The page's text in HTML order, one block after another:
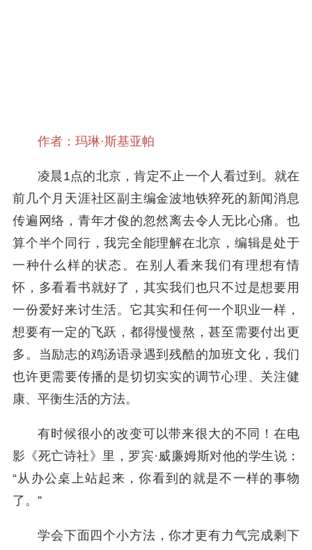
作者：玛琳·斯基亚帕
凌晨1点的北京，肯定不止一个人看过到。就在
前几个月天涯社区副主编金波地铁猝死的新闻消息
传遍网络，青年才俊的忽然离去令人无比心痛。也
算个半个同行，我完全能理解在北京，编辑是处于
一种什么样的状态。在别人看来我们有理想有情
怀，多看看书就好了，其实我们也只不过是想要用
一份爱好来讨生活。它其实和任何一个职业一样，
想要有一定的飞跃，都得慢慢熬，甚至需要付出更
多。当励志的鸡汤语录遇到残酷的加班文化，我们
也许更需要传播的是切切实实的调节心理、关注健
康、平衡生活的方法。
有时候很小的改变可以带来很大的不同！在电
影《死亡诗社》里，罗宾·威廉姆斯对他的学生说：
“从办公桌上站起来，你看到的就是不一样的事物
了。”
学会下面四个小方法，你才更有力气完成剩下